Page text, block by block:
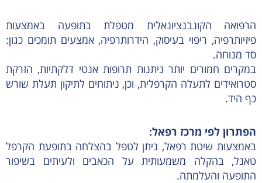
הרפואה הקונבנציונאלית מטפלת בתופעה באמצעות
פיזיותרפיה, ריפוי בעיסוק, הידרותרפיה, אמצעים תומכים כגון:
סד מנוחה.
במקרים חמורים יותר ניתנות תרופות אנטי דלקתיות, הזרקת
סטרואידים לתעלה הקרפלית, וכן, ניתוחים לתיקון תעלת שורש
כף היד.
הפתרון לפי מרכז רפאל:
באמצעות שיטת רפאל, ניתן לטפל בהצלחה בתופעת הקרפל
טאנל, בהקלה משמעותית על הכאבים ולעיתים בשיפור
התופעה והעלמתה.